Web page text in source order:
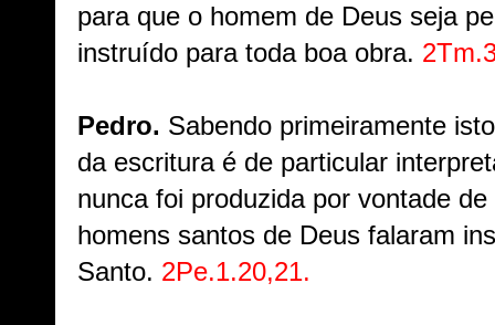
para que o homem de Deus seja
instruído para toda boa obra.
Pedro. Sabendo primeiramente
da escritura é de particular
nunca foi produzida por vontade
homens santos de Deus falaram
Santo. 2Pe.1.20,21.